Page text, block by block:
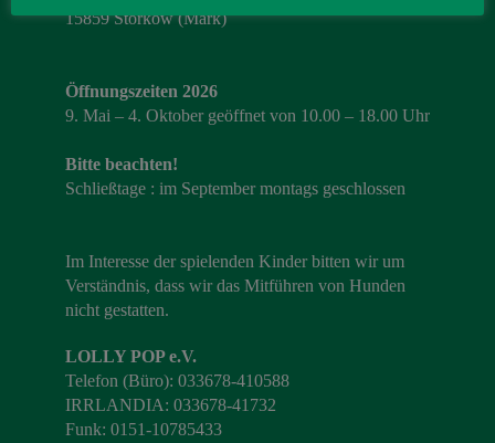
15859 Storkow (Mark)
Öffnungszeiten 2026
9. Mai – 4. Oktober geöffnet von 10.00 – 18.00 Uhr
Bitte beachten!
Schließtage : im September montags geschlossen
Im Interesse der spielenden Kinder bitten wir um
Verständnis, dass wir das Mitführen von Hunden
nicht gestatten.
LOLLY POP e.V.
Telefon (Büro): 033678-410588
IRRLANDIA: 033678-41732
Funk: 0151-10785433